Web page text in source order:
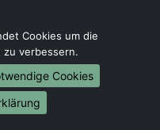
Cookies um die
verbessern.
Cookies